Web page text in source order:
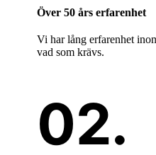
Över 50 års erfarenhet
Vi har lång erfarenhet
vad som krävs.